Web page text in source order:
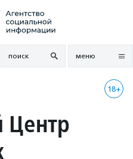
поиск меню
18+
Центр